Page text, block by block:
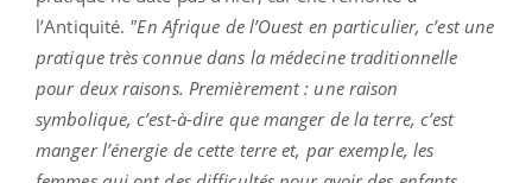
l’Antiquité. "En Afrique de l’Ouest en particulier, c’est une
pratique très connue dans la médecine traditionnelle
pour deux raisons. Premièrement : une raison
symbolique, c’est-à-dire que manger de la terre, c’est
manger l’énergie de cette terre et, par exemple, les